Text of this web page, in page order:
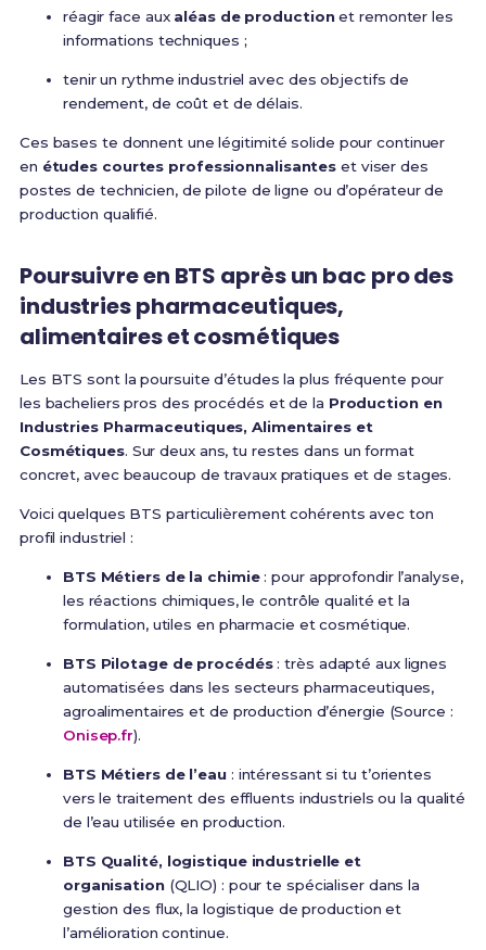
réagir face aux aléas de productionet remonter les
informations techniques ;
tenir un rythme industriel avec des objectifs de
rendement, de coût et de délais.
Ces bases te donnent une légitimité solide pour continuer
en études courtes professionnalisantes et viser des
postes de technicien, de pilote de ligne ou d’opérateur de
production qualifié.
Poursuivre en BTS après un bac pro des
industries pharmaceutiques,
alimentaires et cosmétiques
Les BTS sont la poursuite d’études la plus fréquente pour
les bacheliers pros des procédés et de la Production en
Industries Pharmaceutiques, Alimentaires et
Cosmétiques. Sur deux ans, tu restes dans un format
concret, avec beaucoup de travaux pratiques et de stages.
Voici quelques BTS particulièrement cohérents avec ton
profil industriel :
BTS Métiers de la chimie: pour approfondir l’analyse,
les réactions chimiques, le contrôle qualité et la
formulation, utiles en pharmacie et cosmétique.
BTS Pilotage de procédés: très adapté aux lignes
automatisées dans les secteurs pharmaceutiques,
agroalimentaires et de production d’énergie (Source :
Onisep.fr).
BTS Métiers de l’eau: intéressant si tu t’orientes
vers le traitement des effluents industriels ou la qualité
de l’eau utilisée en production.
BTS Qualité, logistique industrielle et
organisation(QLIO) : pour te spécialiser dans la
gestion des flux, la logistique de production et
l’amélioration continue.